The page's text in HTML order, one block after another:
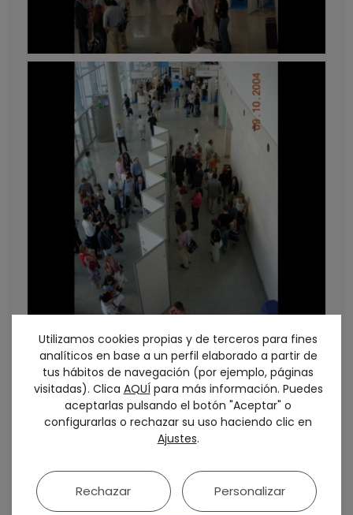
Utilizamos cookies propias y de terceros para fines
analíticos en base a un perfil elaborado a partir de
tus hábitos de navegación (por ejemplo, páginas
visitadas). Clica AQUÍ para más información. Puedes
aceptarlas pulsando el botón "Aceptar" o
configurarlas o rechazar su uso haciendo clic en
Ajustes.
Rechazar Personalizar